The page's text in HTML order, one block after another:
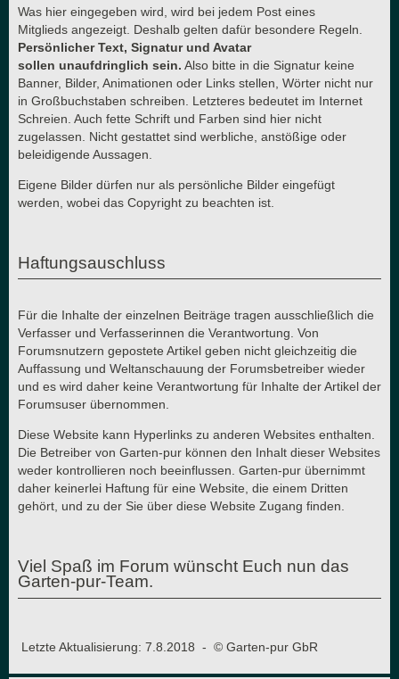
Was hier eingegeben wird, wird bei jedem Post eines
Mitglieds angezeigt. Deshalb gelten dafür besondere Regeln.
Persönlicher Text, Signatur und Avatar
sollen unaufdringlich sein. Also bitte in die Signatur keine
Banner, Bilder, Animationen oder Links stellen, Wörter nicht nur
in Großbuchstaben schreiben. Letzteres bedeutet im Internet
Schreien. Auch fette Schrift und Farben sind hier nicht
zugelassen. Nicht gestattet sind werbliche, anstößige oder
beleidigende Aussagen.
Eigene Bilder dürfen nur als persönliche Bilder eingefügt
werden, wobei das Copyright zu beachten ist.
Haftungsauschluss
Für die Inhalte der einzelnen Beiträge tragen ausschließlich die
Verfasser und Verfasserinnen die Verantwortung. Von
Forumsnutzern gepostete Artikel geben nicht gleichzeitig die
Auffassung und Weltanschauung der Forumsbetreiber wieder
und es wird daher keine Verantwortung für Inhalte der Artikel der
Forumsuser übernommen.
Diese Website kann Hyperlinks zu anderen Websites enthalten.
Die Betreiber von Garten-pur können den Inhalt dieser Websites
weder kontrollieren noch beeinflussen. Garten-pur übernimmt
daher keinerlei Haftung für eine Website, die einem Dritten
gehört, und zu der Sie über diese Website Zugang finden.
Viel Spaß im Forum wünscht Euch nun das
Garten-pur-Team.
Letzte Aktualisierung: 7.8.2018 - © Garten-pur GbR